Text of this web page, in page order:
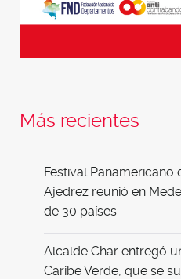
Más recientes
Festival Panamericano
Ajedrez reunió en
de 30 países
Alcalde Char entregó
Caribe Verde, que se